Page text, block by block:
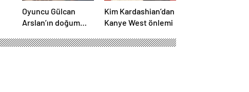
Oyuncu Gülcan
Arslan’ın doğum
düğmelerini
Kim Kardashian’dan
Kanye West önlemi